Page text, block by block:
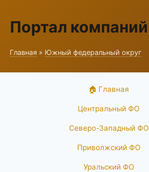
Портал компаний
Главная » Южный федеральный округ
🏠 Главная
Центральный ФО
Северо-Западный ФО
Приволжский ФО
Уральский ФО